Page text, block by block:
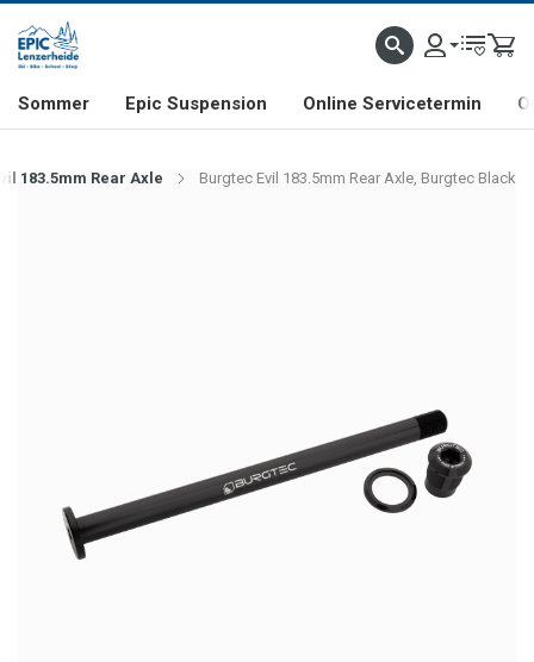
& FREERIDE-SPEZIALIST SCHWEIZER FIRMA SHOP & SHOWROOM IN
Sommer Epic Suspension Online Servicetermin
183.5mm Rear Axle Burgtec Evil 183.5mm Rear Axle, Burgtec Black